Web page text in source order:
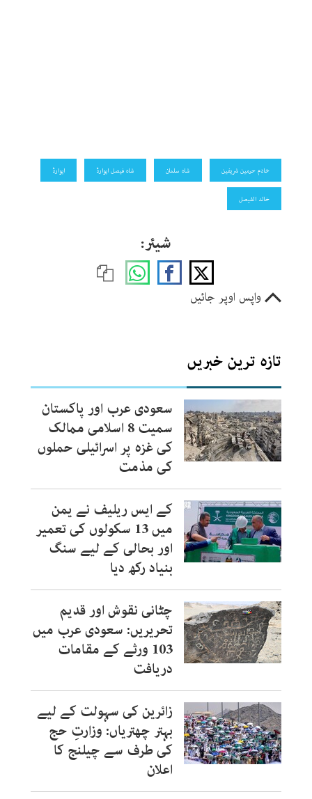
خادم حرمین شریفین شاہ سلمان شاہ فیصل ایوارڈ ایوارڈ
خالد الفیصل
شیئر:
واپس اوپر جائیں
تازہ ترین خبریں
سعودی عرب اور پاکستان
سمیت 8 اسلامی ممالک
کی غزہ پر اسرائیلی حملوں
کی مذمت
کے ایس ریلیف نے یمن
میں 13 سکولوں کی تعمیر
اور بحالی کے لیے سنگ
بنیاد رکھ دیا
چٹانی نقوش اور قدیم
تحریریں: سعودی عرب میں
103 ورثے کے مقامات
دریافت
زائرین کی سہولت کے لیے
بہتر چھتریاں: وزارتِ حج
کی طرف سے چیلنج کا
اعلان